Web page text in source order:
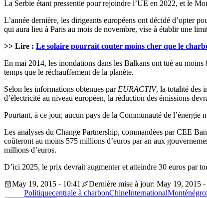
La Serbie étant pressentie pour rejoindre l’UE en 2022, et le
L’année dernière, les dirigeants européens ont décidé d’opter
qui aura lieu à Paris au mois de novembre, vise à établir une
>> Lire : Le solaire pourrait couter moins cher que le
En mai 2014, les inondations dans les Balkans ont tué au moins
temps que le réchauffement de la planète.
Selon les informations obtenues par EURACTIV, la totalité des
d’électricité au niveau européen, la réduction des émissions
Pourtant, à ce jour, aucun pays de la Communauté de l’énergie
Les analyses du Change Partnership, commandées par CEE
coûteront au moins 575 millions d’euros par an aux
millions d’euros.
D’ici 2025, le prix devrait augmenter et atteindre 30 euros par
May 19, 2015 - 10:41
Dernière mise à jour: May 19, 2015
Politiquecentrale à charbonChineInternationalMonténégro